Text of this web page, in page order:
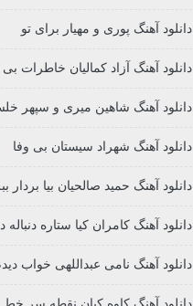
دانلود آهنگ پوری و مهیار برای تو
دانلود آهنگ آزاد کمالیان خاطرات
دانلود آهنگ شاهین میری و سپهر
دانلود آهنگ شهراد سیستان بی وفا
دانلود آهنگ حمید صالحیان بیا بردار
دانلود آهنگ کامران کیا ستاره دنباله
دانلود آهنگ نامی عبداللهی خواب